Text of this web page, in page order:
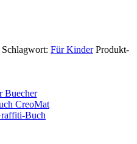
Schlagwort: Für Kinder Produkt-